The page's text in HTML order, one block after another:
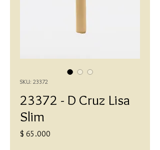
SKU: 23372
23372 - D Cruz Lisa
Slim
$ 65.000